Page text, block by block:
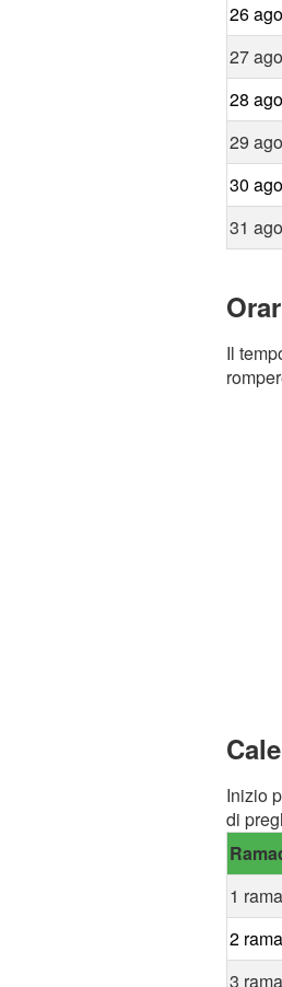
26
27
28
29
30
31
Il
Inizio
di
1
2
3